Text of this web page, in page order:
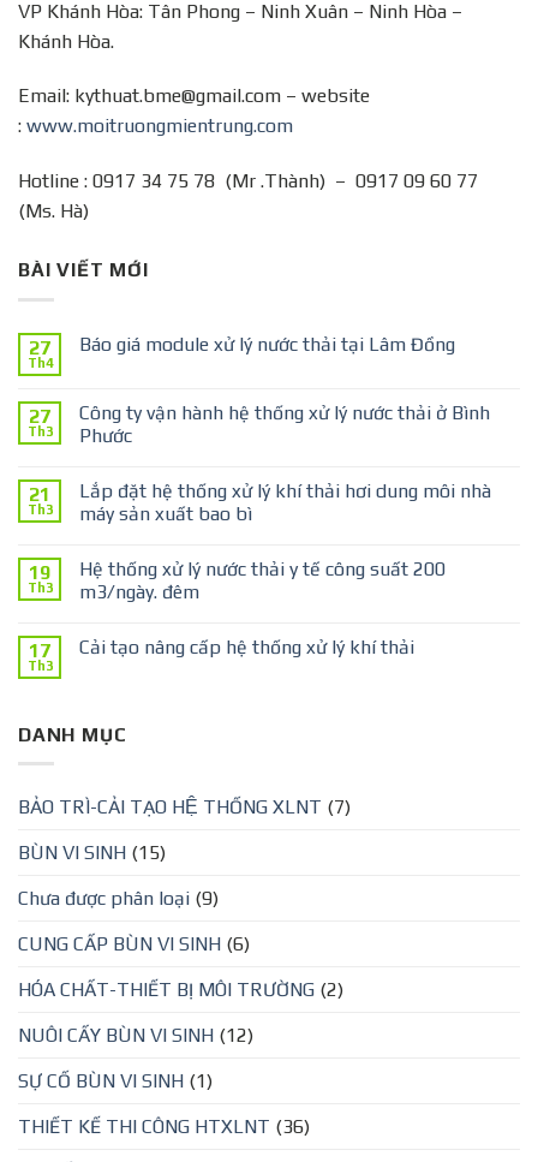
VP Khánh Hòa: Tân Phong – Ninh Xuân – Ninh Hòa –
Khánh Hòa.
Email: kythuat.bme@gmail.com – website
: www.moitruongmientrung.com
Hotline : 0917 34 75 78 (Mr .Thành) – 0917 09 60 77
(Ms. Hà)
BÀI VIẾT MỚI
27
Th4
Báo giá module xử lý nước thải tại Lâm Đồng
27
Th3
Công ty vận hành hệ thống xử lý nước thải ở Bình
Phước
21
Th3
Lắp đặt hệ thống xử lý khí thải hơi dung môi nhà
máy sản xuất bao bì
19
Th3
Hệ thống xử lý nước thải y tế công suất 200
m3/ngày. đêm
17
Th3
Cải tạo nâng cấp hệ thống xử lý khí thải
DANH MỤC
BẢO TRÌ-CẢI TẠO HỆ THỐNG XLNT (7)
BÙN VI SINH (15)
Chưa được phân loại (9)
CUNG CẤP BÙN VI SINH (6)
HÓA CHẤT-THIẾT BỊ MÔI TRƯỜNG (2)
NUÔI CẤY BÙN VI SINH (12)
SỰ CỐ BÙN VI SINH (1)
THIẾT KẾ THI CÔNG HTXLNT (36)